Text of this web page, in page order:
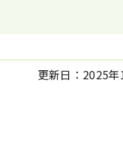
更新日： 2025